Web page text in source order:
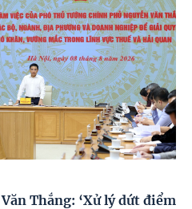
Thắng: ‘Xử lý dứt điểm